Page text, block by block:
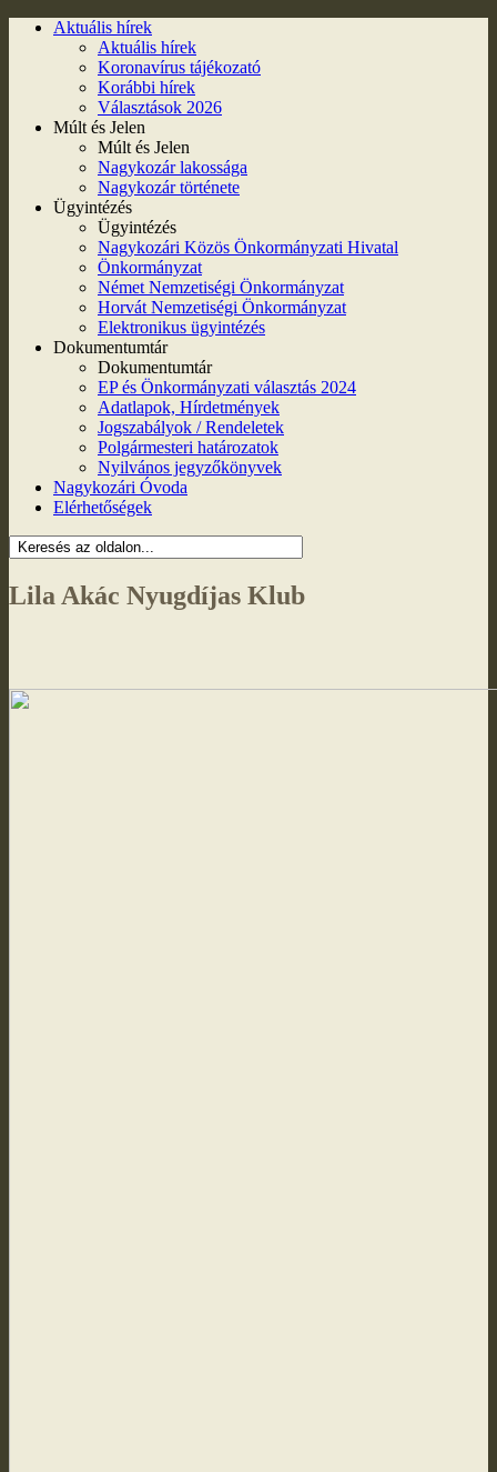
Aktuális hírek
Aktuális hírek
Koronavírus tájékozató
Korábbi hírek
Választások 2026
Múlt és Jelen
Múlt és Jelen
Nagykozár lakossága
Nagykozár története
Ügyintézés
Ügyintézés
Nagykozári Közös Önkormányzati Hivatal
Önkormányzat
Német Nemzetiségi Önkormányzat
Horvát Nemzetiségi Önkormányzat
Elektronikus ügyintézés
Dokumentumtár
Dokumentumtár
EP és Önkormányzati választás 2024
Adatlapok, Hírdetmények
Jogszabályok / Rendeletek
Polgármesteri határozatok
Nyilvános jegyzőkönyvek
Nagykozári Óvoda
Elérhetőségek
Lila Akác Nyugdíjas Klub